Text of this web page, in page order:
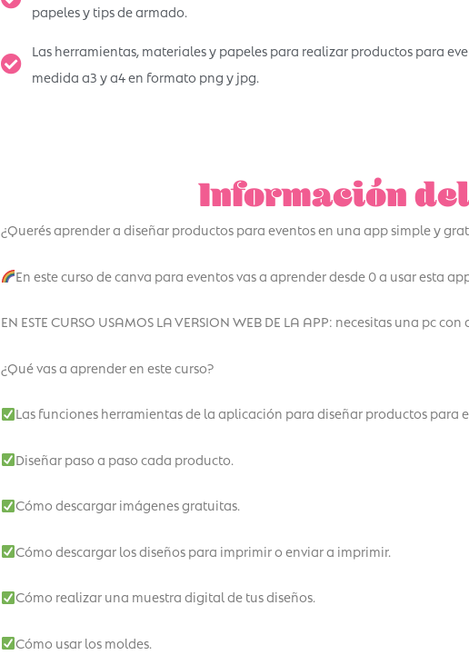
papeles y tips de armado.
Las herramientas, materiales y papeles para realizar productos para
medida a3 y a4 en formato png y jpg.
Información
¿Querés aprender a diseñar productos para eventos en una app simple y
En este curso de canva para eventos vas a aprender desde 0 a usar esta
EN ESTE CURSO USAMOS LA VERSION WEB DE LA APP: necesitas una pc
¿Qué vas a aprender en este curso?
Las funciones herramientas de la aplicación para diseñar productos para
Diseñar paso a paso cada producto.
Cómo descargar imágenes gratuitas.
Cómo descargar los diseños para imprimir o enviar a imprimir.
Cómo realizar una muestra digital de tus diseños.
Cómo usar los moldes.